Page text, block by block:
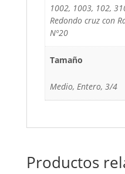
1002, 1003, 102,
Redondo cruz con
Nº20
Tamaño
Medio, Entero, 3/4
Productos